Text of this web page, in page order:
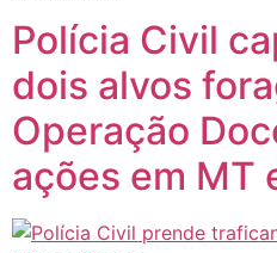
Polícia Civil
dois alvos
Operação
ações em MT